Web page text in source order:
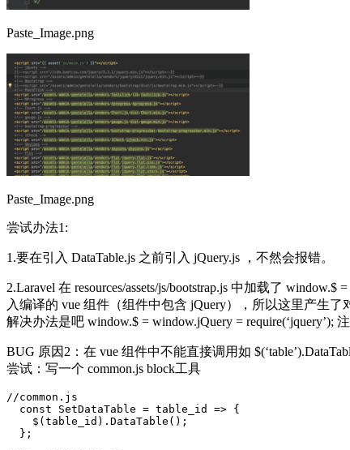
Paste_Image.png
Paste_Image.png
尝试办法1:
1.要在引入 DataTable.js 之前引入 jQuery.js ，不然会报错。
2.Laravel 在 resources/assets/js/bootstrap.js 中加载了
入编译的 vue 组件（组件中包含 jQuery），所以这里产生了
解决办法是吧 window.$ = window.jQuery = require(‘jquery’);
BUG 原因2：在 vue 组件中不能直接调用如
尝试：写一个 common.js block工具
//common.js
  const SetDataTable = table_id => {
    $(table_id).DataTable();
  };